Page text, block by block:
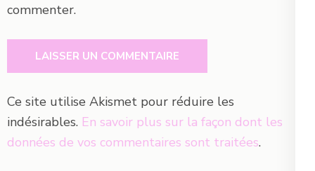
commenter.
Ce site utilise Akismet pour réduire les
indésirables. En savoir plus sur la façon dont les
données de vos commentaires sont traitées.